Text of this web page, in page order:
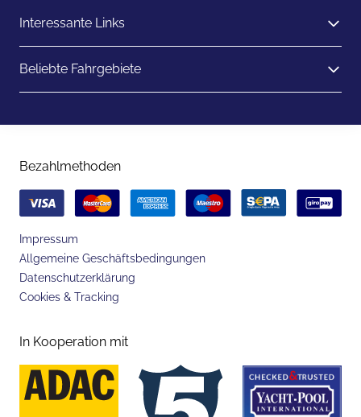
Interessante Links
Beliebte Fahrgebiete
Bezahlmethoden
Impressum
Allgemeine Geschäftsbedingungen
Datenschutzerklärung
Cookies & Tracking
In Kooperation mit